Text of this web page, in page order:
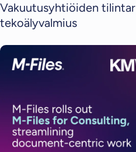
Vakuutusyhtiöiden
tekoälyvalmius